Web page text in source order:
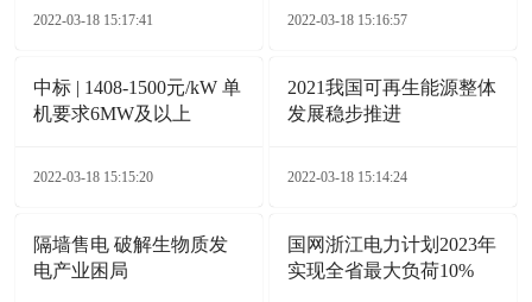
2022-03-18 15:17:41 2022-03-18 15:16:57
中标 | 1408-1500元/kW 单
机要求6MW及以上
2022-03-18 15:15:20
2021我国可再生能源整体
发展稳步推进
2022-03-18 15:14:24
隔墙售电 破解生物质发
电产业困局
国网浙江电力计划2023年
实现全省最大负荷10%